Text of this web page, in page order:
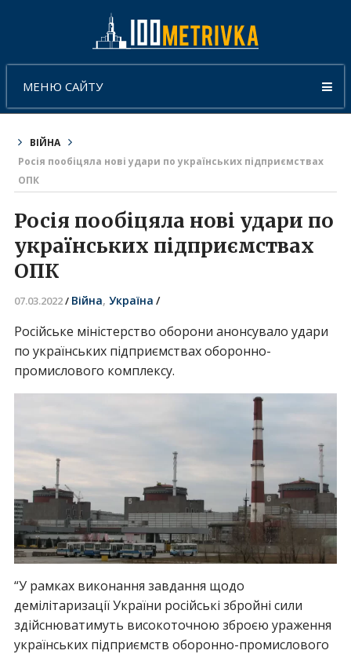
МЕНЮ САЙТУ
ВІЙНА
Росія пообіцяла нові удари по українських підприємствах
ОПК
Росія пообіцяла нові удари по
українських підприємствах
ОПК
07.03.2022/ Війна, Україна /
Російське міністерство оборони анонсувало удари
по українських підприємствах оборонно-
промислового комплексу.
“У рамках виконання завдання щодо
демілітаризації України російські збройні сили
здійснюватимуть високоточною зброєю ураження
українських підприємств оборонно-промислового